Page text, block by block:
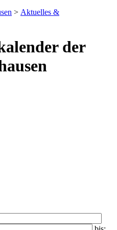
> Aktuelles &
der